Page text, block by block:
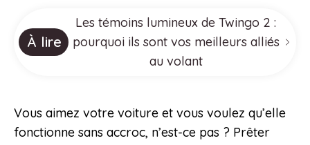
À lire
Les témoins lumineux de Twingo 2 :
pourquoi ils sont vos meilleurs alliés
au volant
Vous aimez votre voiture et vous voulez qu’elle
fonctionne sans accroc, n’est-ce pas ? Prêter